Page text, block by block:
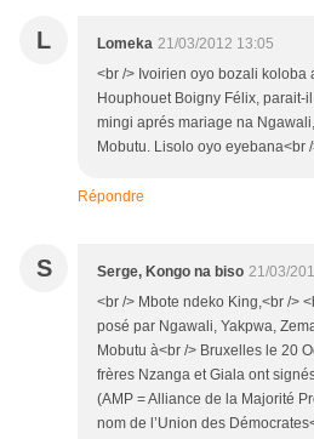
L Lomeka 21/03/2012 13:05
<br /> Ivoirien oyo bozali koloba
Houphouet Boigny Félix, parait-
mingi aprés mariage na
Mobutu. Lisolo oyo eyebana<br
Répondre
S Serge, Kongo na biso 21/03/
<br /> Mbote ndeko King,<br />
posé par Ngawali, Yakpwa,
Mobutu à<br /> Bruxelles le 20
frères Nzanga et Giala ont
(AMP = Alliance de la Majorité
nom de l’Union des